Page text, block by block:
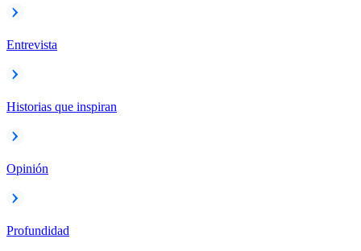
Entrevista
Historias que inspiran
Opinión
Profundidad